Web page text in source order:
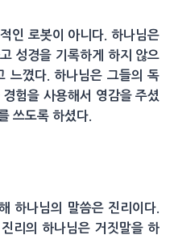
인 로봇이 아니다. 하나님은
성경을 기록하게 하지 않으
느꼈다. 하나님은 그들의 독
험을 사용해서 영감을 주셨
쓰도록 하셨다.
하나님의 말씀은 진리이다.
리의 하나님은 거짓말을 하